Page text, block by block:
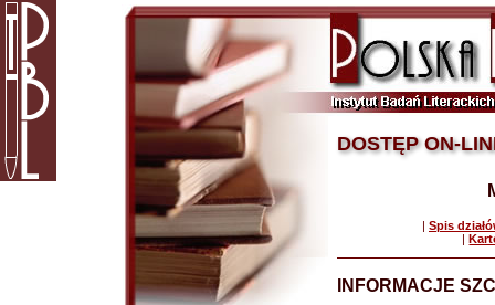
DOSTĘP ON-
| Spis
|
INFORMACJE